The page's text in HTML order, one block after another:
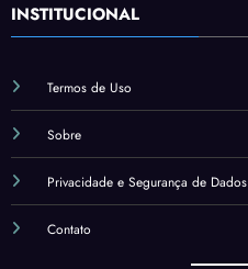
INSTITUCIONAL
Termos de Uso
Sobre
Privacidade e Segurança de Dados
Contato